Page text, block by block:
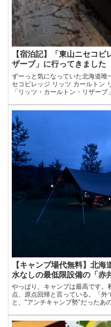
【宿泊記】「東山ニセコビ
ザーブ」に行ってきました
ずーっと気になっていた北海道唯
セコビレッジ リッツ カールトン
「リッツ・カールトン・リザーブ
【キャンプ場代無料】北
水なしの最低限設備の「赤
やっぱり、キャンプは最高です。
点、原点回帰と言っている。「外
と、"アンチキャンプ勢"だったあ